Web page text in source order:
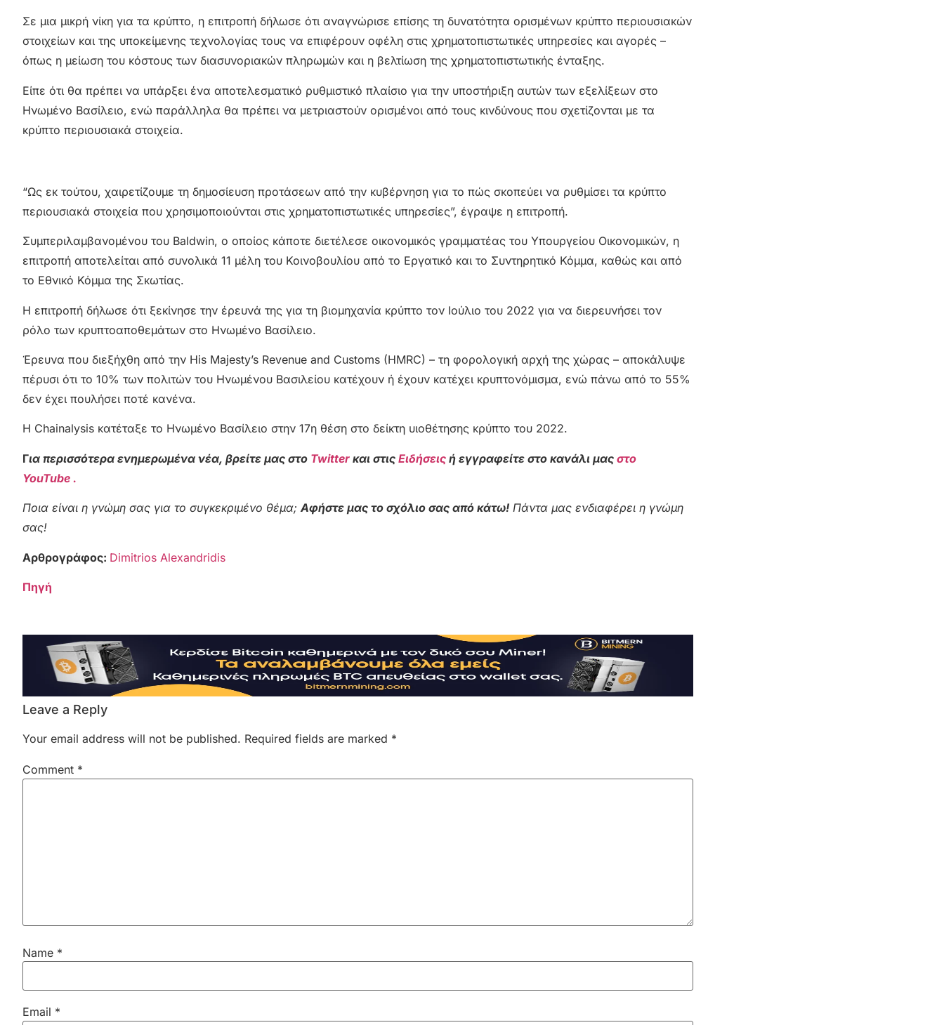
Σε μια μικρή νίκη για τα κρύπτο, η επιτροπή δήλωσε ότι αναγνώρισε επίσης τη δυνατότητα ορισμένων κρύπτο περιουσιακών
στοιχείων και της υποκείμενης τεχνολογίας τους να επιφέρουν οφέλη στις χρηματοπιστωτικές υπηρεσίες και αγορές –
όπως η μείωση του κόστους των διασυνοριακών πληρωμών και η βελτίωση της χρηματοπιστωτικής ένταξης.
Είπε ότι θα πρέπει να υπάρξει ένα αποτελεσματικό ρυθμιστικό πλαίσιο για την υποστήριξη αυτών των εξελίξεων στο
Ηνωμένο Βασίλειο, ενώ παράλληλα θα πρέπει να μετριαστούν ορισμένοι από τους κινδύνους που σχετίζονται με τα
κρύπτο περιουσιακά στοιχεία.
“Ως εκ τούτου, χαιρετίζουμε τη δημοσίευση προτάσεων από την κυβέρνηση για το πώς σκοπεύει να ρυθμίσει τα κρύπτο
περιουσιακά στοιχεία που χρησιμοποιούνται στις χρηματοπιστωτικές υπηρεσίες”, έγραψε η επιτροπή.
Συμπεριλαμβανομένου του Baldwin, ο οποίος κάποτε διετέλεσε οικονομικός γραμματέας του Υπουργείου Οικονομικών, η
επιτροπή αποτελείται από συνολικά 11 μέλη του Κοινοβουλίου από το Εργατικό και το Συντηρητικό Κόμμα, καθώς και από
το Εθνικό Κόμμα της Σκωτίας.
Η επιτροπή δήλωσε ότι ξεκίνησε την έρευνά της για τη βιομηχανία κρύπτο τον Ιούλιο του 2022 για να διερευνήσει τον
ρόλο των κρυπτοαποθεμάτων στο Ηνωμένο Βασίλειο.
Έρευνα που διεξήχθη από την His Majesty’s Revenue and Customs (HMRC) – τη φορολογική αρχή της χώρας – αποκάλυψε
πέρυσι ότι το 10% των πολιτών του Ηνωμένου Βασιλείου κατέχουν ή έχουν κατέχει κρυπτονόμισμα, ενώ πάνω από το 55%
δεν έχει πουλήσει ποτέ κανένα.
Η Chainalysis κατέταξε το Ηνωμένο Βασίλειο στην 17η θέση στο δείκτη υιοθέτησης κρύπτο του 2022.
Για περισσότερα ενημερωμένα νέα, βρείτε μας στο Twitter και στις Ειδήσεις ή εγγραφείτε στο κανάλι μας στο
YouTube .
Ποια είναι η γνώμη σας για το συγκεκριμένο θέμα;Αφήστε μας το σχόλιο σας από κάτω! Πάντα μας ενδιαφέρει η γνώμη
σας!
Αρθρογράφος: Dimitrios Alexandridis
Πηγή
Leave a Reply
Your email address will not be published. Required fields are marked *
Comment *
Name *
Email *